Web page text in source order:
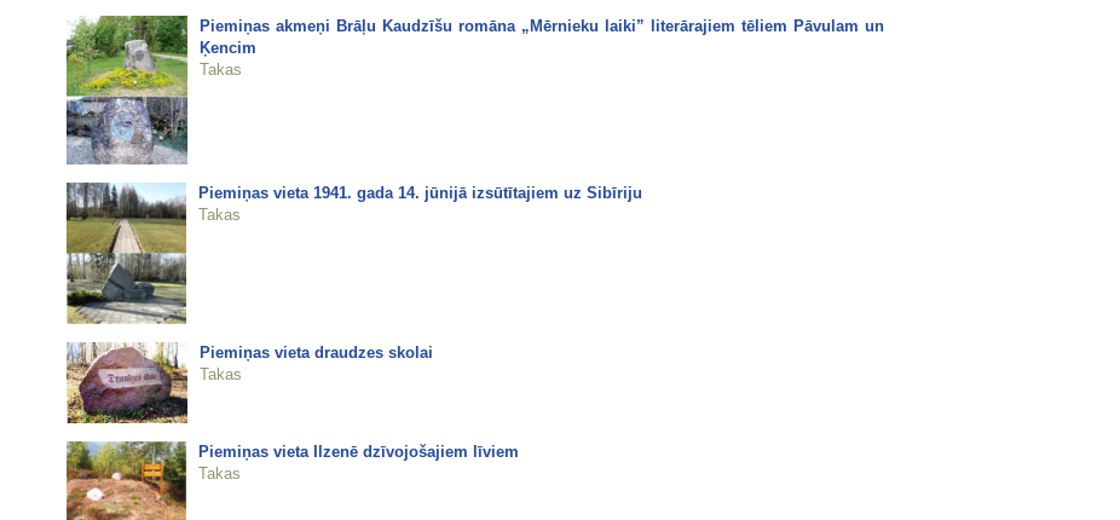
Piemiņas akmeņi Brāļu Kaudzīšu romāna „Mērnieku laiki” literārajiem tēliem Pāvulam un
Ķencim
Takas
Piemiņas vieta 1941. gada 14. jūnijā izsūtītajiem uz Sibīriju
Takas
Piemiņas vieta draudzes skolai
Takas
Piemiņas vieta Ilzenē dzīvojošajiem līviem
Takas